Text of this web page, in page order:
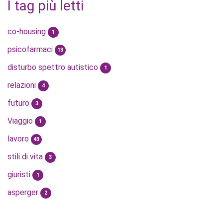
I tag più letti
co-housing 1
psicofarmaci 13
disturbo spettro autistico 1
relazioni 4
futuro 3
Viaggio 1
lavoro 43
stili di vita 3
giuristi 1
asperger 2